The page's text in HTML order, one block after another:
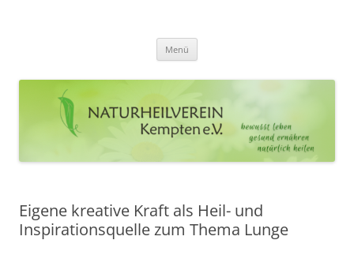
Menü
Eigene kreative Kraft als Heil- und
Inspirationsquelle zum Thema Lunge